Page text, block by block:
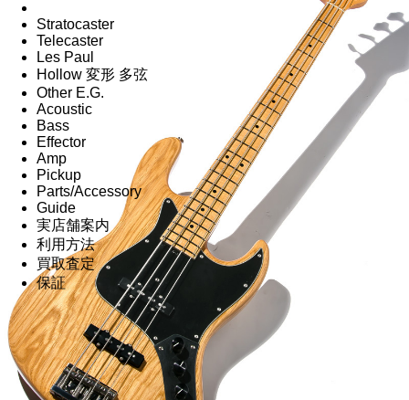
Stratocaster
Telecaster
Les Paul
Hollow 変形 多弦
Other E.G.
Acoustic
Bass
Effector
Amp
Pickup
Parts/Accessory
Guide
実店舗案内
利用方法
買取査定
保証